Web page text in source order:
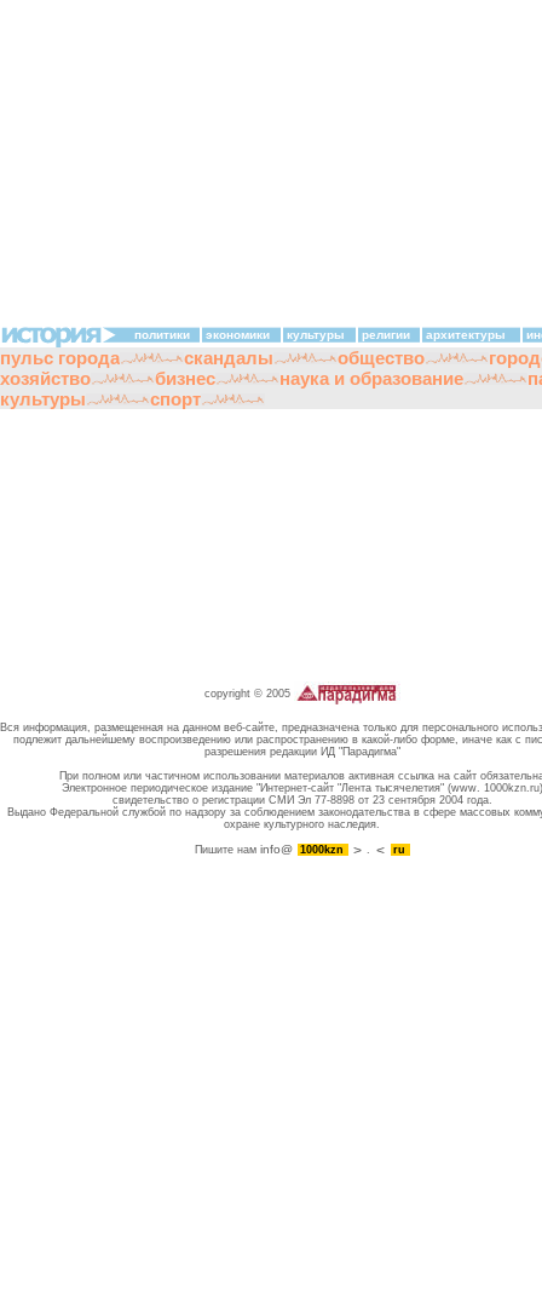
политики экономики культуры религии архитектуры
пульс города скандалы общество
хозяйство
бизнес наука и образование
культуры
спорт
copyright © 2005
Вся информация, размещенная на данном веб-сайте, предназначена только для персонального
подлежит дальнейшему воспроизведению или распространению в какой-либо форме, иначе как с
разрешения редакции ИД "Парадигма"
При полном или частичном использовании материалов активная ссылка на сайт
Электронное периодическое издание "Интернет-сайт "Лента тысячелетия" (www. 1000kzn.ru)
свидетельство о регистрации СМИ Эл 77-8898 от 23 сентября 2004 года.
Выдано Федеральной службой по надзору за соблюдением законодательства в сфере массовых
охране культурного наследия.
Пишите намinfo@ 1000kzn . ru